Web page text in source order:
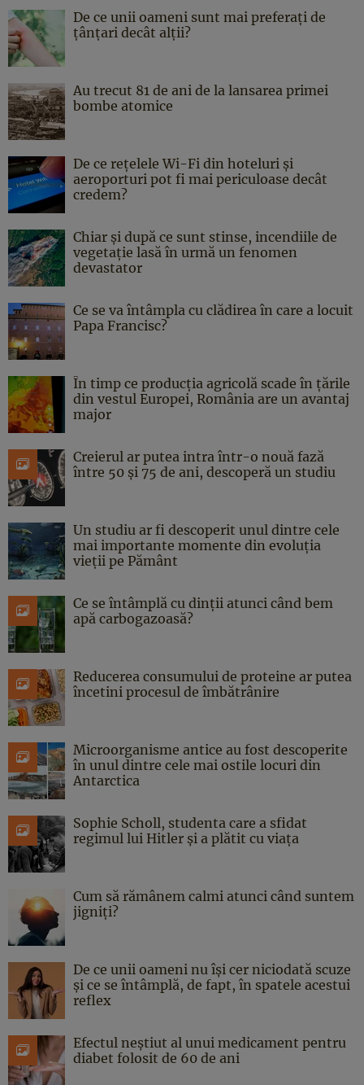
De ce unii oameni sunt mai preferați de
țânțari decât alții?
Au trecut 81 de ani de la lansarea primei
bombe atomice
De ce rețelele Wi-Fi din hoteluri și
aeroporturi pot fi mai periculoase decât
credem?
Chiar și după ce sunt stinse, incendiile de
vegetație lasă în urmă un fenomen
devastator
Ce se va întâmpla cu clădirea în care a locuit
Papa Francisc?
În timp ce producția agricolă scade în țările
din vestul Europei, România are un avantaj
major
Creierul ar putea intra într-o nouă fază
între 50 și 75 de ani, descoperă un studiu
Un studiu ar fi descoperit unul dintre cele
mai importante momente din evoluția
vieții pe Pământ
Ce se întâmplă cu dinții atunci când bem
apă carbogazoasă?
Reducerea consumului de proteine ar putea
încetini procesul de îmbătrânire
Microorganisme antice au fost descoperite
în unul dintre cele mai ostile locuri din
Antarctica
Sophie Scholl, studenta care a sfidat
regimul lui Hitler și a plătit cu viața
Cum să rămânem calmi atunci când suntem
jigniți?
De ce unii oameni nu își cer niciodată scuze
și ce se întâmplă, de fapt, în spatele acestui
reflex
Efectul neștiut al unui medicament pentru
diabet folosit de 60 de ani